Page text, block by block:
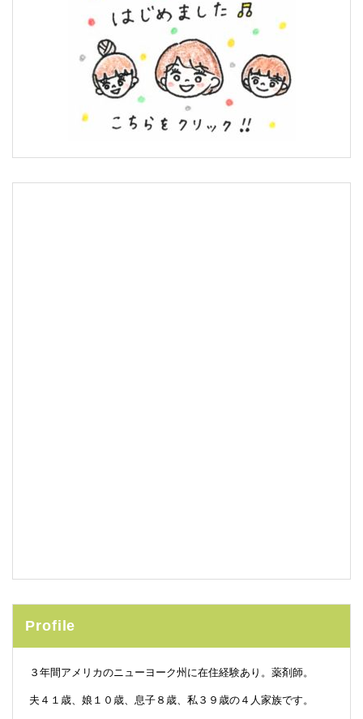
Profile
３年間アメリカのニューヨーク州に在住経験あり。薬剤師。
夫４１歳、娘１０歳、息子８歳、私３９歳の４人家族です。